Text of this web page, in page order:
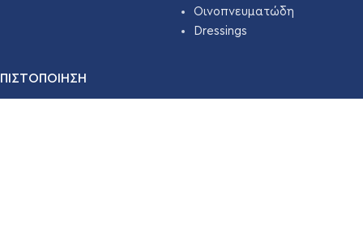
Οινοπνευματώδη
Dressings
ΠΙΣΤΟΠΟΙΗΣΗ